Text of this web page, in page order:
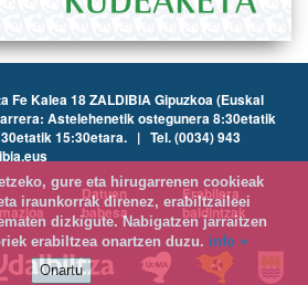
Fe Kalea 18 ZALDIBIA Gipuzkoa (Euskal
Astelehenetik ostegunera 8:30etatik
15:30etara. | Tel. (0034) 943
Datuen
babesa
Erabilera
baldintzak
gure eta hirugarrenen cookieak
iraunkorrak direnez, erabiltzaileei
dizkigute. Nabigatzen jarraitzen
erabiltzea onartzen duzu. info +